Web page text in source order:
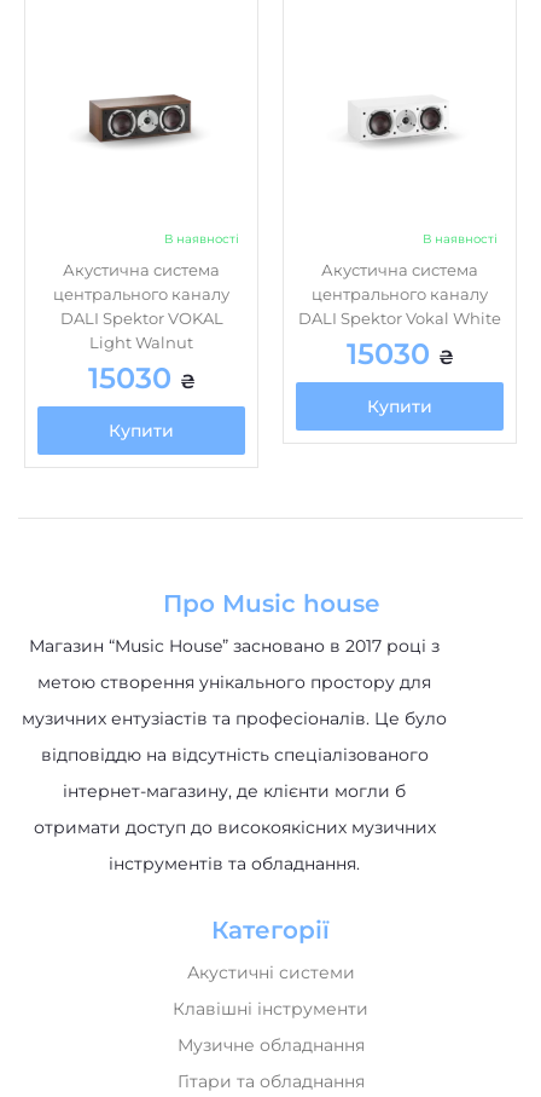
Акустична система
DALI Spektor VOKAL
Light Walnut
15030₴
Купити
Акустична система
DALI Spektor Vokal White
15030₴
Купити
Магазин “Music House” засновано в 2017 році з
метою створення унікального простору для
музичних ентузіастів та професіоналів. Це було
відповіддю на відсутність спеціалізованого
інтернет-магазину, де клієнти могли б
отримати доступ до високоякісних музичних
інструментів та обладнання.
Акустичні системи
Клавішні інструменти
Музичне обладнання
Гітари та обладнання
Ударні інструменти